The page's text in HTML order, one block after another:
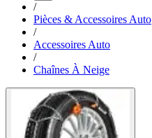
/
Pièces & Accessoires Auto
/
Accessoires Auto
/
Chaînes À Neige